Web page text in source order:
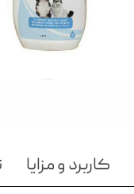
کاربرد و مزایا